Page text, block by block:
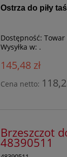
Ostrza do piły
Dostępność:
Wysyłka w: .
145,48 zł
Cena netto:
Brzeszczot
48390511